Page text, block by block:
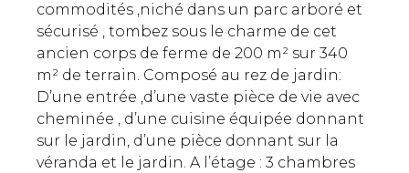
commodités ,niché dans un parc arboré et
sécurisé , tombez sous le charme de cet
ancien corps de ferme de 200 m² sur 340
m² de terrain. Composé au rez de jardin:
D’une entrée ,d’une vaste pièce de vie avec
cheminée , d’une cuisine équipée donnant
sur le jardin, d’une pièce donnant sur la
véranda et le jardin. A l’étage : 3 chambres